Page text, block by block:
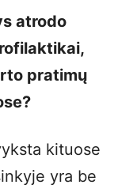
atrodo
pratimų
kituose
yra be